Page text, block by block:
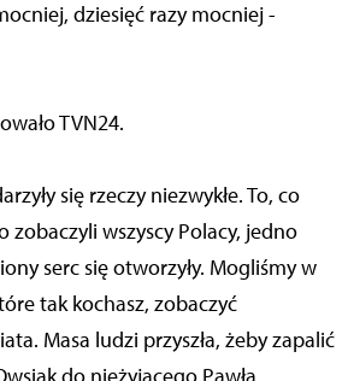
dziesięć razy mocniej -
TVN24.
się rzeczy niezwykłe. To, co
zobaczyli wszyscy Polacy, jedno
serc się otworzyły. Mogliśmy w
tak kochasz, zobaczyć
Masa ludzi przyszła, żeby zapalić